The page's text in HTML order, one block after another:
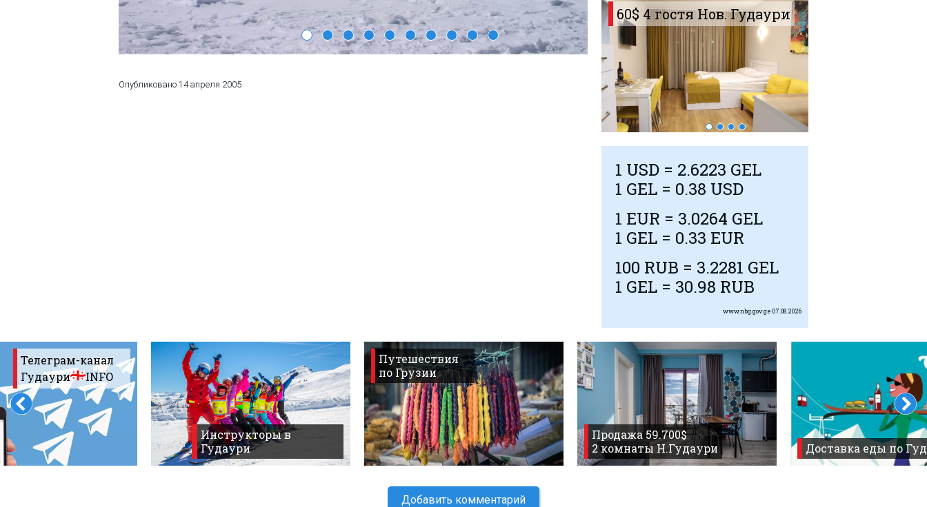
Опубликовано 14 апреля 2005
Заказать Трансфер! 60$ 4 гостя Нов. Гудаури
1 USD = 2.6223 GEL
1 GEL = 0.38 USD
1 EUR = 3.0264 GEL
1 GEL = 0.33 EUR
100 RUB = 3.2281 GEL
1 GEL = 30.98 RUB
www.nbg.gov.ge 07.08.2026
Телеграм-канал
Гудаури
INFO
Инструкторы в
Гудаури
Путешествия
по Грузии
Продажа 59.700$
2 комнаты Н.Гудаури
Доставка еды по
Добавить комментарий
Долгосрочная аренда